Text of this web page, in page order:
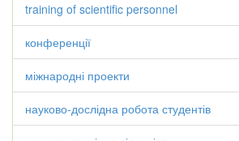
training of scientific personnel
конференції
міжнародні проекти
науково-дослідна робота студентів